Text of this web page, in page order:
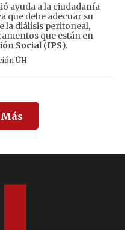
ayuda a la ciudadanía
que debe adecuar su
la diálisis peritoneal,
que están en
Social(IPS).
ÚH